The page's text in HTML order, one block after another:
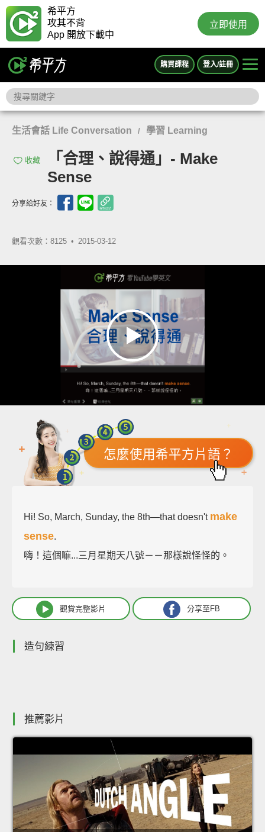
希平方
攻其不背
App 開放下載中
立即使用
購買課程 登入/註冊
生活會話 Life Conversation / 學習 Learning
收藏
「合理、說得通」- Make
Sense
分享給好友：
觀看次數：8125 • 2015-03-12
怎麼使用希平方片語？
Hi! So, March, Sunday, the 8th—that doesn't make
sense.
嗨！這個嘛...三月星期天八號－－那樣說怪怪的。
觀賞完整影片 分享至FB
造句練習
推薦影片